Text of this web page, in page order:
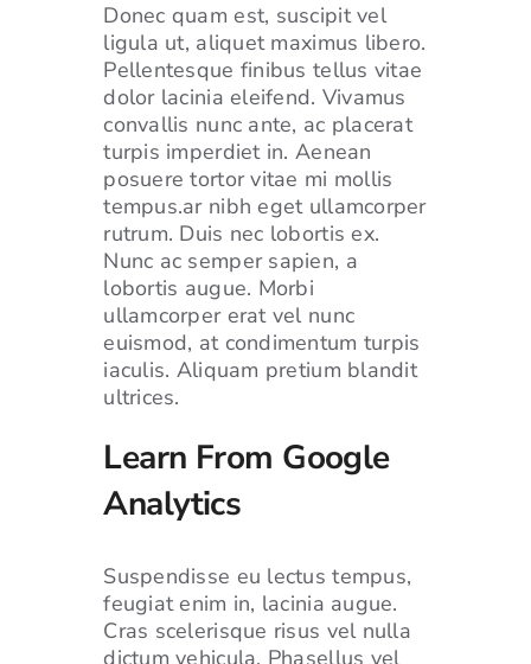
Donec quam est, suscipit vel
ligula ut, aliquet maximus libero.
Pellentesque finibus tellus vitae
dolor lacinia eleifend. Vivamus
convallis nunc ante, ac placerat
turpis imperdiet in. Aenean
posuere tortor vitae mi mollis
tempus.ar nibh eget ullamcorper
rutrum. Duis nec lobortis ex.
Nunc ac semper sapien, a
lobortis augue. Morbi
ullamcorper erat vel nunc
euismod, at condimentum turpis
iaculis. Aliquam pretium blandit
ultrices.
Learn From Google
Analytics
Suspendisse eu lectus tempus,
feugiat enim in, lacinia augue.
Cras scelerisque risus vel nulla
dictum vehicula. Phasellus vel